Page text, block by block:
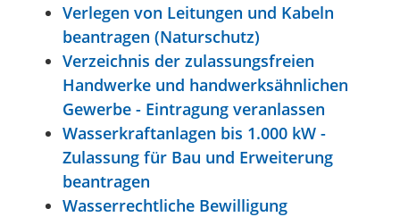
Verlegen von Leitungen und Kabeln
beantragen (Naturschutz)
Verzeichnis der zulassungsfreien
Handwerke und handwerksähnlichen
Gewerbe - Eintragung veranlassen
Wasserkraftanlagen bis 1.000 kW -
Zulassung für Bau und Erweiterung
beantragen
Wasserrechtliche Bewilligung